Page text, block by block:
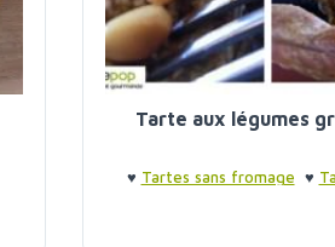
Tarte aux légumes
♥ Tartes sans fromage ♥